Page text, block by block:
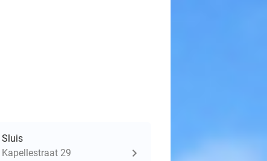
Sluis
Kapellestraat 29